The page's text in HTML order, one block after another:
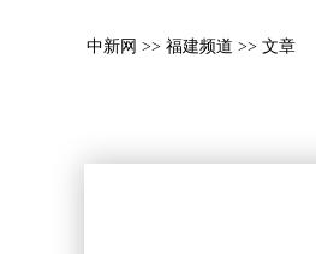
中新网 >> 福建频道 >> 文章